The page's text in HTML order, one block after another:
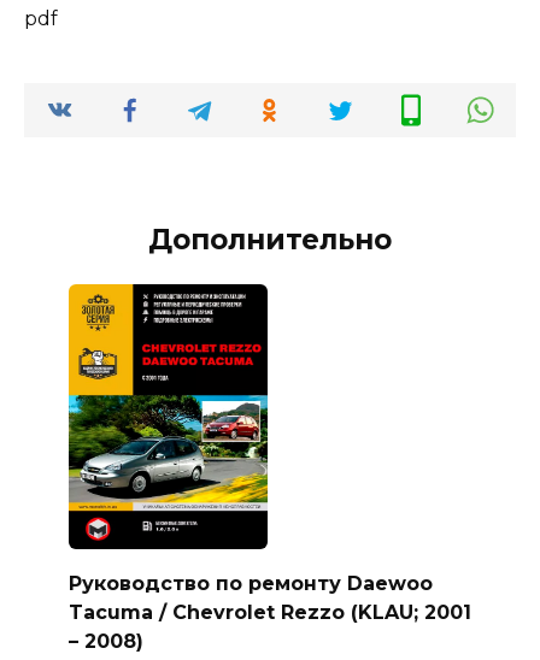
pdf
Дополнительно
Руководство по ремонту Daewoo
Tacuma / Chevrolet Rezzo (KLAU; 2001
– 2008)